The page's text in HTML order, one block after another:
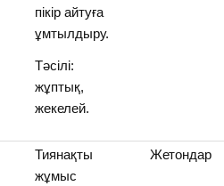
пікір айтуға
ұмтылдыру.
Тәсілі:
жұптық,
жекелей.
Тиянақты
жұмыс
Жетондар